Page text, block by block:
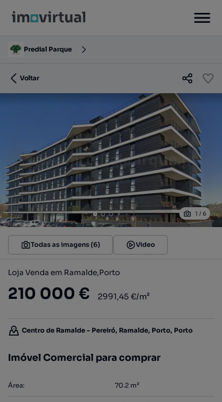
Predial Parque
Voltar
1 / 6
Todas as imagens (6) Video
Loja Venda em Ramalde,Porto
210 000 € 2991,45 €/m²
Centro de Ramalde - Pereiró, Ramalde, Porto, Porto
Imóvel Comercial para comprar
Área: 70.2 m²